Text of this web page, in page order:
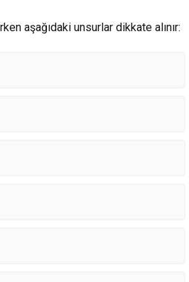
aşağıdaki unsurlar dikkate alınır: